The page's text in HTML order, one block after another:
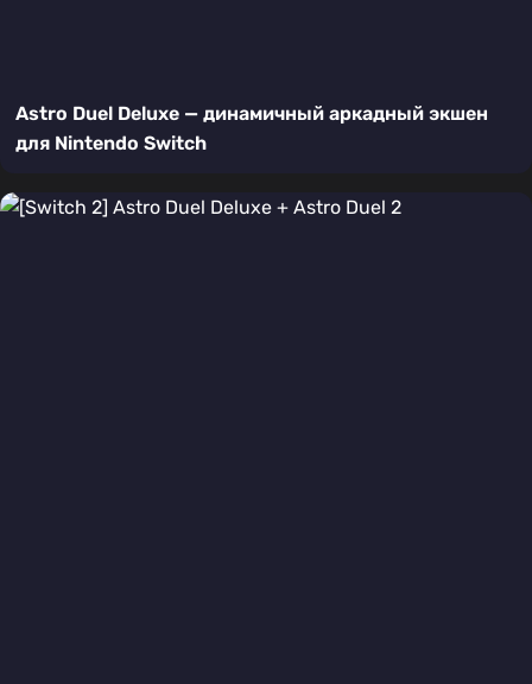
Astro Duel Deluxe — динамичный аркадный экшен
для Nintendo Switch